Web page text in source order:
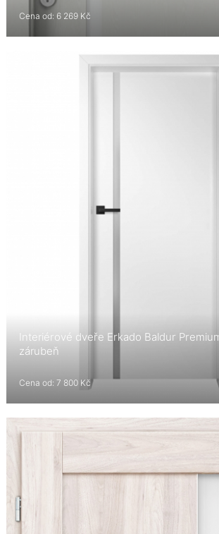
Cena od: 6 269 Kč
Interiérové dveře Erkado Baldur
zárubeň
Cena od: 7 800 Kč